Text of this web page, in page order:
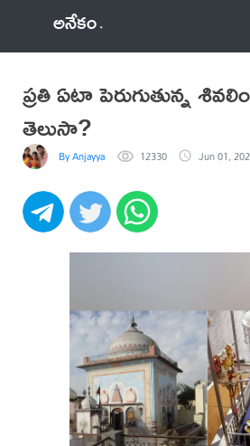
అనేకం
ప్రతి ఏటా పెరుగుతున్న
తెలుసా?
By Anjayya 12330 Jun 01,